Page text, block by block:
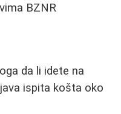
BZNR
da li idete na
ispita košta oko